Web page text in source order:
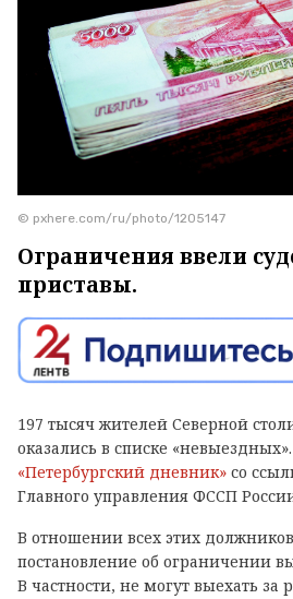
© pxhere.com/ru/photo/1205147
Ограничения ввели
приставы.
197 тысяч жителей Северной
оказались в списке
«Петербургский дневник» со
Главного управления ФССП
В отношении всех этих
постановление об ограничении
В частности, не могут выехать за